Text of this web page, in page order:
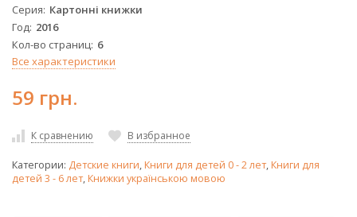
Серия Картонні книжки
Год 2016
Кол-во страниц 6
Все характеристики
59 грн.
К сравнению В избранное
Категории: Детские книги,Книги для детей 0 - 2 лет,Книги для
детей 3 - 6 лет,Книжки українською мовою